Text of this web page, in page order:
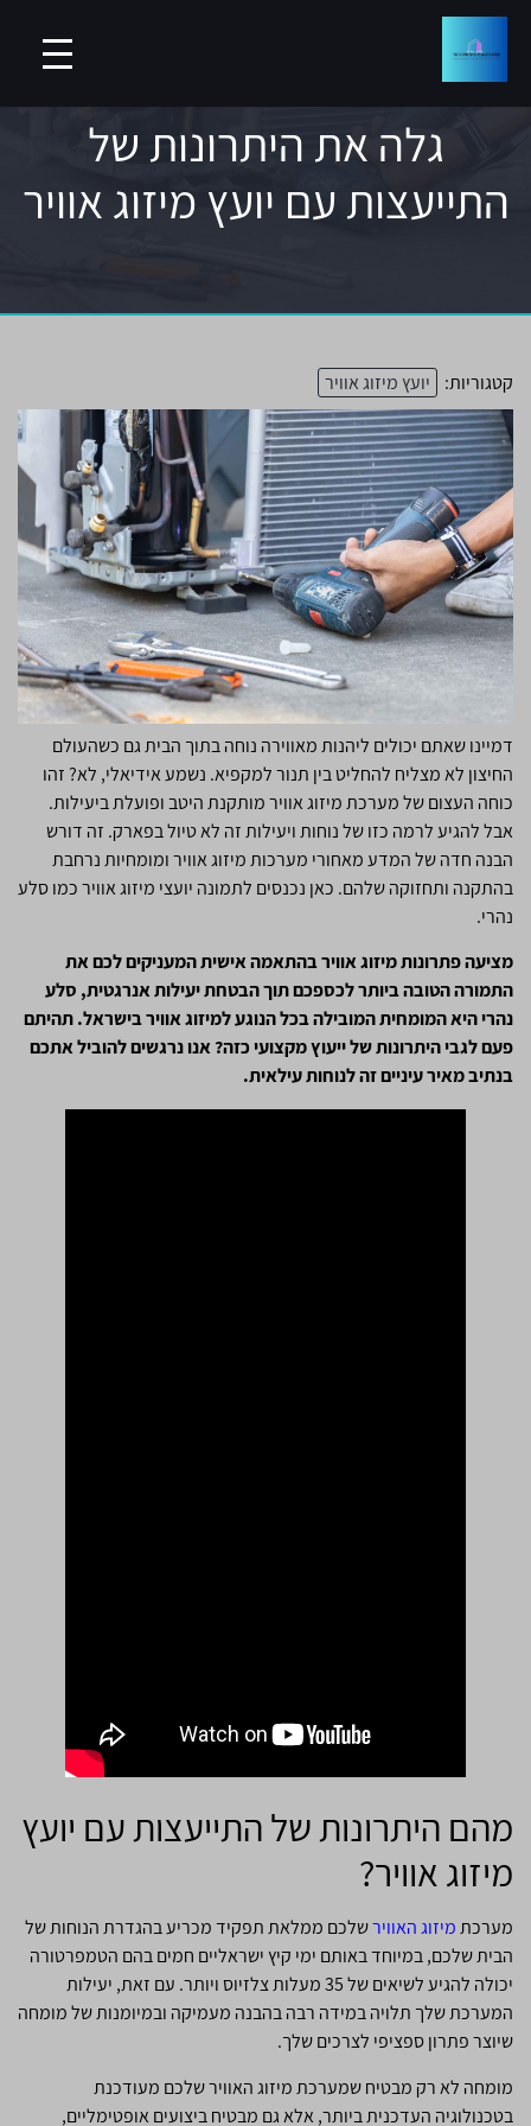
גלה את היתרונות של
התייעצות עם יועץ מיזוג אוויר
קטגוריות: יועץ מיזוג אוויר
דמיינו שאתם יכולים ליהנות מאווירה נוחה בתוך הבית גם כשהעולם
החיצון לא מצליח להחליט בין תנור למקפיא. נשמע אידיאלי, לא? זהו
כוחה העצום של מערכת מיזוג אוויר מותקנת היטב ופועלת ביעילות.
אבל להגיע לרמה כזו של נוחות ויעילות זה לא טיול בפארק. זה דורש
הבנה חדה של המדע מאחורי מערכות מיזוג אוויר ומומחיות נרחבת
בהתקנה ותחזוקה שלהם. כאן נכנסים לתמונה יועצי מיזוג אוויר כמו סלע
נהרי.
מציעה פתרונות מיזוג אוויר בהתאמה אישית המעניקים לכם את
התמורה הטובה ביותר לכספכם תוך הבטחת יעילות אנרגטית, סלע
נהרי היא המומחית המובילה בכל הנוגע למיזוג אוויר בישראל. תהיתם
פעם לגבי היתרונות של ייעוץ מקצועי כזה? אנו נרגשים להוביל אתכם
בנתיב מאיר עיניים זה לנוחות עילאית.
מהם היתרונות של התייעצות עם יועץ
מיזוג אוויר?
מערכתמיזוג האווירשלכם ממלאת תפקיד מכריע בהגדרת הנוחות של
הבית שלכם, במיוחד באותם ימי קיץ ישראליים חמים בהם הטמפרטורה
יכולה להגיע לשיאים של 35 מעלות צלזיוס ויותר. עם זאת, יעילות
המערכת שלך תלויה במידה רבה בהבנה מעמיקה ובמיומנות של מומחה
שיוצר פתרון ספציפי לצרכים שלך.
מומחה לא רק מבטיח שמערכת מיזוג האוויר שלכם מעודכנת
בטכנולוגיה העדכנית ביותר, אלא גם מבטיח ביצועים אופטימליים,